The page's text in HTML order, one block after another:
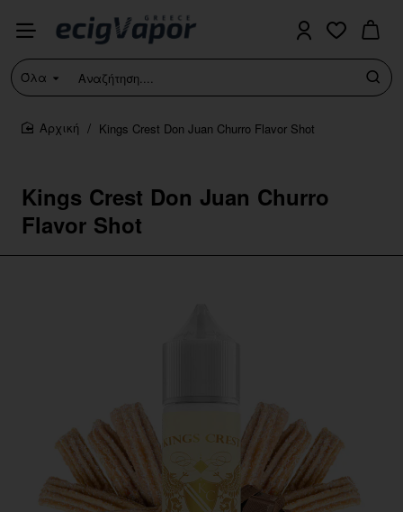
Όλα
Αναζήτηση....
Kings Crest Don Juan Churro
Flavor Shot
home
Kings Crest Don Juan Churro Flavor Shot